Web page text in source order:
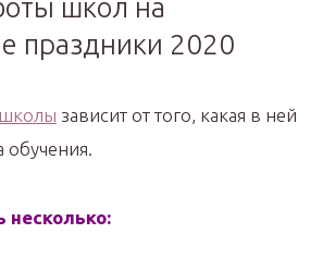
школ на
праздники 2020
зависит от того, какая в ней
обучения.